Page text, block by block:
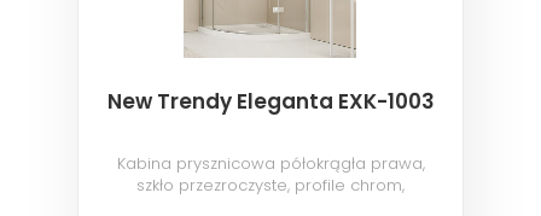
New Trendy Eleganta EXK-1003
Kabina prysznicowa półokrągła prawa,
szkło przezroczyste, profile chrom,